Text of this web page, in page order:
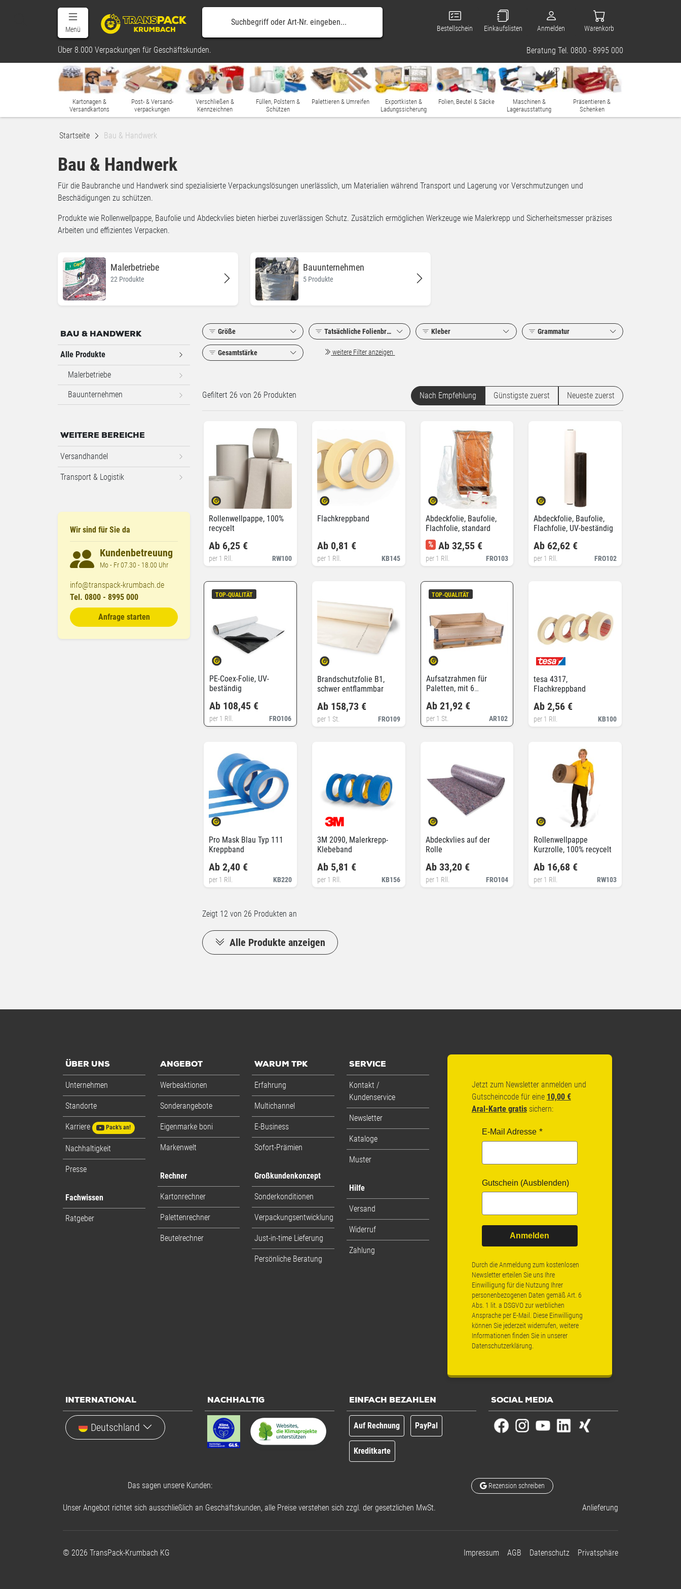
Menü Bestellschein Einkaufslisten Anmelden Warenkorb
Über 8.000 Verpackungen für Geschäftskunden. Beratung Tel. 0800 - 8995 000
Kartonagen &
Versandkartons
Post- & Versand-
verpackungen
Verschließen &
Kennzeichnen
Füllen, Polstern &
Schützen
Palettieren & Umreifen
Exportkisten &
Ladungssicherung
Folien, Beutel & Säcke
Maschinen &
Lagerausstattung
Präsentieren &
Schenken
Startseite Bau & Handwerk
Bau & Handwerk
Für die Baubranche und Handwerk sind spezialisierte Verpackungslösungen unerlässlich, um Materialien während Transport und Lagerung vor Verschmutzungen und
Beschädigungen zu schützen.
Produkte wie Rollenwellpappe, Baufolie und Abdeckvlies bieten hierbei zuverlässigen Schutz. Zusätzlich ermöglichen Werkzeuge wie Malerkrepp und Sicherheitsmesser präzises
Arbeiten und effizientes Verpacken.
Malerbetriebe
22 Produkte
Bauunternehmen
5 Produkte
Größe Tatsächliche Folienbreite Kleber Grammatur
Gesamtstärke weitere Filter anzeigen
Gefiltert 26 von 26 Produkten Nach Empfehlung Günstigste zuerst Neueste zuerst
Rollenwellpappe, 100%
recycelt
RW100
Ab 6,25 €
per 1 Rll.
Flachkreppband
KB145
Ab 0,81 €
per 1 Rll.
Abdeckfolie, Baufolie,
Flachfolie, standard
FRO103
% Ab 32,55 €
per 1 Rll.
Abdeckfolie, Baufolie,
Flachfolie, UV-beständig
FRO102
Ab 62,62 €
per 1 Rll.
TOP-QUALITÄT
PE-Coex-Folie, UV-
beständig
FRO106
Ab 108,45 €
per 1 Rll.
Brandschutzfolie B1,
schwer entflammbar
FRO109
Ab 158,73 €
per 1 St.
TOP-QUALITÄT
Aufsatzrahmen für
Paletten, mit 6
AR102
Ab 21,92 €
per 1 St.
tesa 4317,
Flachkreppband
KB100
Ab 2,56 €
per 1 Rll.
Pro Mask Blau Typ 111
Kreppband
KB220
Ab 2,40 €
per 1 Rll.
3M 2090, Malerkrepp-
Klebeband
KB156
Ab 5,81 €
per 1 Rll.
Abdeckvlies auf der
Rolle
FRO104
Ab 33,20 €
per 1 Rll.
Rollenwellpappe
Kurzrolle, 100% recycelt
RW103
Ab 16,68 €
per 1 Rll.
Zeigt 12 von 26 Produkten an
Alle Produkte anzeigen
BAU & HANDWERK
Alle Produkte
Malerbetriebe
Bauunternehmen
WEITERE BEREICHE
Versandhandel
Transport & Logistik
Wir sind für Sie da
Kundenbetreuung
Mo - Fr 07.30 - 18.00 Uhr
info@transpack-krumbach.de
Tel. 0800 - 8995 000
Anfrage starten
ÜBER UNS
Unternehmen
Standorte
Karriere Pack's an!
Nachhaltigkeit
Presse
Fachwissen
Ratgeber
ANGEBOT
Werbeaktionen
Sonderangebote
Eigenmarke boni
Markenwelt
Rechner
Kartonrechner
Palettenrechner
Beutelrechner
WARUM TPK
Erfahrung
Multichannel
E-Business
Sofort-Prämien
Großkundenkonzept
Sonderkonditionen
Verpackungsentwicklung
Just-in-time Lieferung
Persönliche Beratung
SERVICE
Kontakt /
Kundenservice
Newsletter
Kataloge
Muster
Hilfe
Versand
Widerruf
Zahlung
Jetzt zum Newsletter anmelden und
Gutscheincode für eine 10,00 €
Aral-Karte gratissichern:
E-Mail Adresse
Gutschein (Ausblenden)
Anmelden
Durch die Anmeldung zum kostenlosen
Newsletter erteilen Sie uns Ihre
Einwilligung für die Nutzung Ihrer
personenbezogenen Daten gemäß Art. 6
Abs. 1 lit. a DSGVO zur werblichen
Ansprache per E-Mail. Diese Einwilligung
können Sie jederzeit widerrufen, weitere
Informationen finden Sie in unserer
Datenschutzerklärung
INTERNATIONAL
Deutschland
NACHHALTIG EINFACH BEZAHLEN
Auf Rechnung PayPal
Kreditkarte
SOCIAL MEDIA
Das sagen unsere Kunden: Rezension schreiben
Unser Angebot richtet sich ausschließlich an Geschäftskunden, alle Preise verstehen sich zzgl. der gesetzlichen MwSt. Anlieferung
© 2026 TransPack-Krumbach KG Impressum AGB Datenschutz Privatsphäre